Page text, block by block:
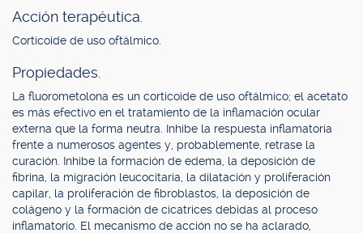
Acción terapéutica.
Corticoide de uso oftálmico.
Propiedades.
La fluorometolona es un corticoide de uso oftálmico; el acetato
es más efectivo en el tratamiento de la inflamación ocular
externa que la forma neutra. Inhibe la respuesta inflamatoria
frente a numerosos agentes y, probablemente, retrase la
curación. Inhibe la formación de edema, la deposición de
fibrina, la migración leucocitaria, la dilatación y proliferación
capilar, la proliferación de fibroblastos, la deposición de
colágeno y la formación de cicatrices debidas al proceso
inflamatorio. El mecanismo de acción no se ha aclarado,